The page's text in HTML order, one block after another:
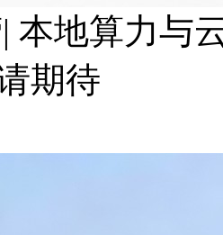
地算力与云
期待